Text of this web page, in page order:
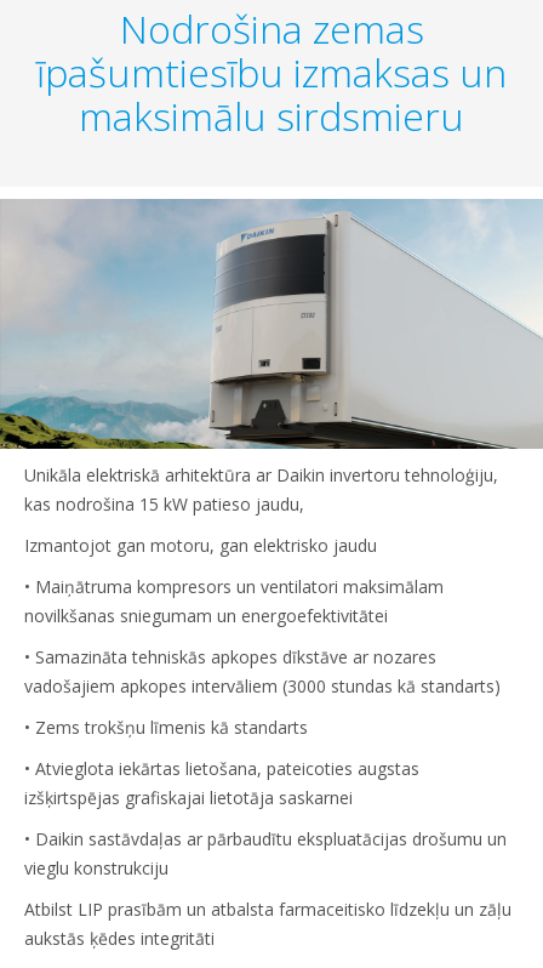
Nodrošina zemas
īpašumtiesību izmaksas un
maksimālu sirdsmieru
Unikāla elektriskā arhitektūra ar Daikin invertoru tehnoloģiju,
kas nodrošina 15 kW patieso jaudu,
Izmantojot gan motoru, gan elektrisko jaudu
• Maiņātruma kompresors un ventilatori maksimālam
novilkšanas sniegumam un energoefektivitātei
• Samazināta tehniskās apkopes dīkstāve ar nozares
vadošajiem apkopes intervāliem (3000 stundas kā standarts)
• Zems trokšņu līmenis kā standarts
• Atvieglota iekārtas lietošana, pateicoties augstas
izšķirtspējas grafiskajai lietotāja saskarnei
• Daikin sastāvdaļas ar pārbaudītu ekspluatācijas drošumu un
vieglu konstrukciju
Atbilst LIP prasībām un atbalsta farmaceitisko līdzekļu un zāļu
aukstās ķēdes integritāti